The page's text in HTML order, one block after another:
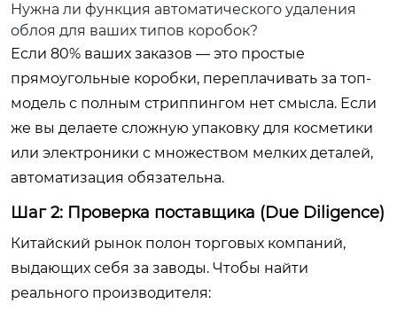
Нужна ли функция автоматического удаления
облоя для ваших типов коробок?
Если 80% ваших заказов — это простые
прямоугольные коробки, переплачивать за топ-
модель с полным стриппингом нет смысла. Если
же вы делаете сложную упаковку для косметики
или электроники с множеством мелких деталей,
автоматизация обязательна.
Шаг 2: Проверка поставщика (Due Diligence)
Китайский рынок полон торговых компаний,
выдающих себя за заводы. Чтобы найти
реального производителя: